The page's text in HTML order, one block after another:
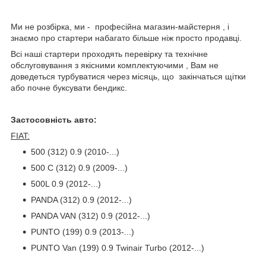
Ми не розбірка, ми - професійна магазин-майстерня , і
знаємо про стартери набагато більше ніж просто продавці.
Всі наші стартери проходять перевірку та технічне
обслуговування з якісними комплектуючими , Вам не
доведеться турбуватися через місяць, що закінчаться щітки
або почне буксувати бендикс.
Застосовність авто:
FIAT:
500 (312) 0.9 (2010-...)
500 C (312) 0.9 (2009-...)
500L 0.9 (2012-...)
PANDA (312) 0.9 (2012-...)
PANDA VAN (312) 0.9 (2012-...)
PUNTO (199) 0.9 (2013-...)
PUNTO Van (199) 0.9 Twinair Turbo (2012-...)